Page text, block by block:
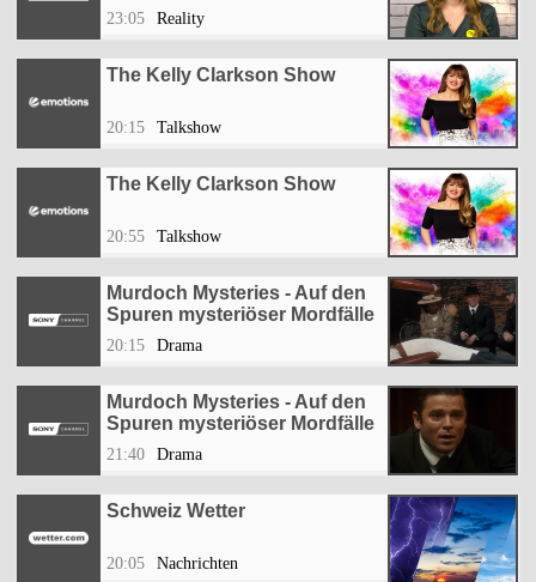
23:05 Reality
The Kelly Clarkson Show
20:15 Talkshow
The Kelly Clarkson Show
20:55 Talkshow
Murdoch Mysteries - Auf den
Spuren mysteriöser Mordfälle
20:15 Drama
Murdoch Mysteries - Auf den
Spuren mysteriöser Mordfälle
21:40 Drama
Schweiz Wetter
20:05 Nachrichten